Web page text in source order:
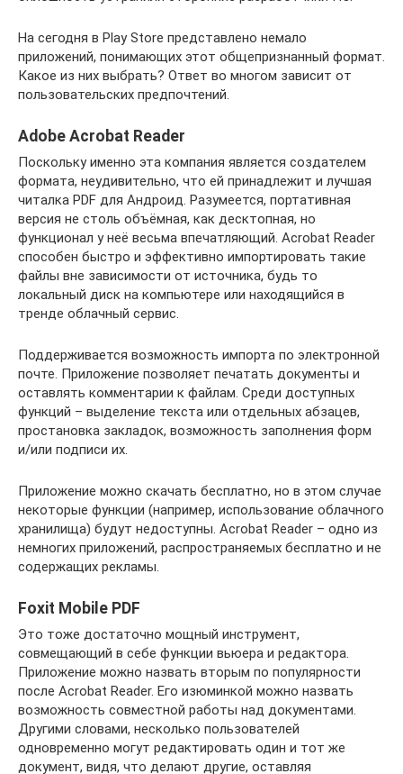
На сегодня в Play Store представлено немало
приложений, понимающих этот общепризнанный формат.
Какое из них выбрать? Ответ во многом зависит от
пользовательских предпочтений.
Adobe Acrobat Reader
Поскольку именно эта компания является создателем
формата, неудивительно, что ей принадлежит и лучшая
читалка PDF для Андроид. Разумеется, портативная
версия не столь объёмная, как десктопная, но
функционал у неё весьма впечатляющий. Acrobat Reader
способен быстро и эффективно импортировать такие
файлы вне зависимости от источника, будь то
локальный диск на компьютере или находящийся в
тренде облачный сервис.
Поддерживается возможность импорта по электронной
почте. Приложение позволяет печатать документы и
оставлять комментарии к файлам. Среди доступных
функций – выделение текста или отдельных абзацев,
простановка закладок, возможность заполнения форм
и/или подписи их.
Приложение можно скачать бесплатно, но в этом случае
некоторые функции (например, использование облачного
хранилища) будут недоступны. Acrobat Reader – одно из
немногих приложений, распространяемых бесплатно и не
содержащих рекламы.
Foxit Mobile PDF
Это тоже достаточно мощный инструмент,
совмещающий в себе функции вьюера и редактора.
Приложение можно назвать вторым по популярности
после Acrobat Reader. Его изюминкой можно назвать
возможность совместной работы над документами.
Другими словами, несколько пользователей
одновременно могут редактировать один и тот же
документ, видя, что делают другие, оставляя